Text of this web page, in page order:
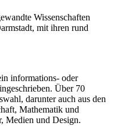
Wissenschaften
mit ihren rund
informations- oder
Über 70
darunter auch aus den
Mathematik und
Medien und Design.